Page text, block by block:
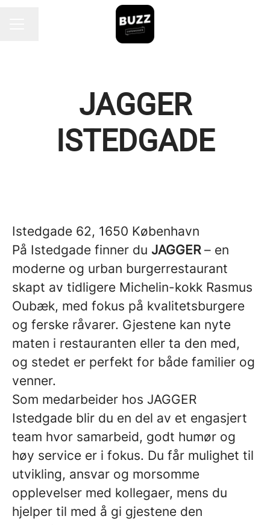
JAGGER
ISTEDGADE
Istedgade 62, 1650 København
På Istedgade finner du JAGGER– en
moderne og urban burgerrestaurant
skapt av tidligere Michelin-kokk Rasmus
Oubæk, med fokus på kvalitetsburgere
og ferske råvarer. Gjestene kan nyte
maten i restauranten eller ta den med,
og stedet er perfekt for både familier og
venner.
Som medarbeider hos JAGGER
Istedgade blir du en del av et engasjert
team hvor samarbeid, godt humør og
høy service er i fokus. Du får mulighet til
utvikling, ansvar og morsomme
opplevelser med kollegaer, mens du
hjelper til med å gi gjestene den